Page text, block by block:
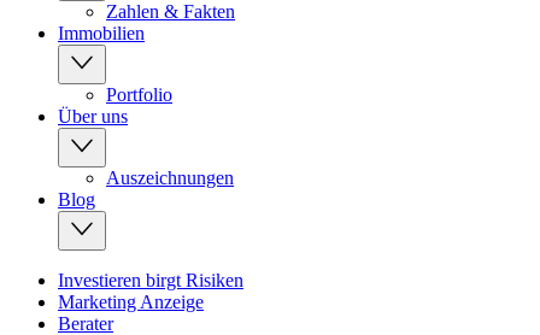
Zahlen & Fakten
Immobilien
Portfolio
Über uns
Auszeichnungen
Blog
Investieren birgt Risiken
Marketing Anzeige
Berater